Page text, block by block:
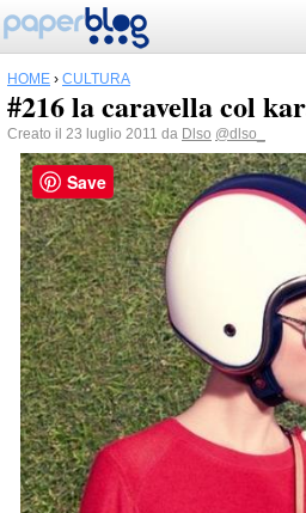
HOME › CULTURA
#216 la caravella col
Creato il 23 luglio 2011 da Dlso @dlso_
Save